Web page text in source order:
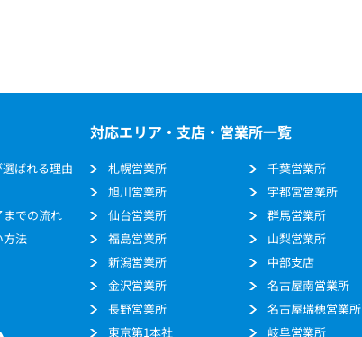
ばれる理由
までの流れ
方法
対応エリア・支店・営業所一覧
札幌営業所
旭川営業所
仙台営業所
福島営業所
新潟営業所
金沢営業所
長野営業所
東京第1本社
千葉営業所
宇都宮営業所
群馬営業所
山梨営業所
中部支店
名古屋南営業所
名古屋瑞穂営業所
岐阜営業所